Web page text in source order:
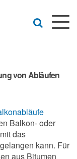
von Abläufen
Balkon- oder
das
kann. Für
aus Bitumen